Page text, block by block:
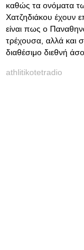
καθώς τα ονόματα
Χατζηδιάκου έχουν
είναι πως ο
τρέχουσα, αλλά και
διαθέσιμο διεθνή
athlitikotetradio